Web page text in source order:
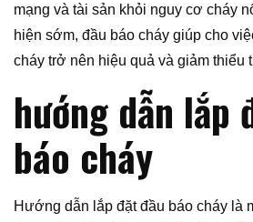
mạng và tài sản khỏi nguy cơ cháy
hiện sớm, đầu báo cháy giúp cho
cháy trở nên hiệu quả và giảm thiểu
hướng dẫn lắp
báo cháy
Hướng dẫn lắp đặt đầu báo cháy là